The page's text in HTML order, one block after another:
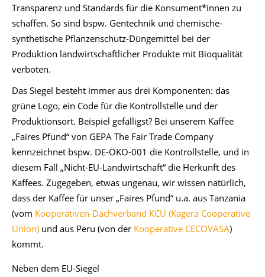
Transparenz und Standards für die Konsument*innen zu
schaffen. So sind bspw. Gentechnik und chemische-
synthetische Pflanzenschutz-Düngemittel bei der
Produktion landwirtschaftlicher Produkte mit Bioqualität
verboten.
Das Siegel besteht immer aus drei Komponenten: das
grüne Logo, ein Code für die Kontrollstelle und der
Produktionsort. Beispiel gefälligst? Bei unserem Kaffee
„Faires Pfund“ von GEPA The Fair Trade Company
kennzeichnet bspw. DE-ÖKO-001 die Kontrollstelle, und in
diesem Fall „Nicht-EU-Landwirtschaft“ die Herkunft des
Kaffees. Zugegeben, etwas ungenau, wir wissen natürlich,
dass der Kaffee für unser „Faires Pfund“ u.a. aus Tanzania
(vom Kooperativen-Dachverband KCU (Kagera Cooperative
Union) und aus Peru (von der Kooperative CECOVASA)
kommt.
Neben dem EU-Siegel